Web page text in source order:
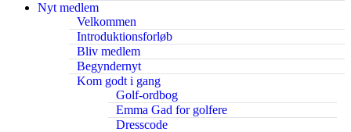
Nyt medlem
Velkommen
Introduktionsforløb
Bliv medlem
Begyndernyt
Kom godt i gang
Golf-ordbog
Emma Gad for golfere
Dresscode